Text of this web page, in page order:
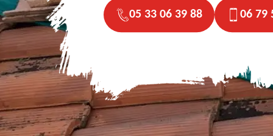
05 33 06 39 88 06 79